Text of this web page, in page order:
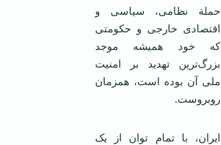
حملة نظامی، سیاسی و
اقتصادی خارجی و حکومتی
که خود همیشه موجد
بزرگ‌ترین تهدید بر امنیت
ملی آن بوده است، همزمان
روبروست.
ایران، با تمام توان از یک